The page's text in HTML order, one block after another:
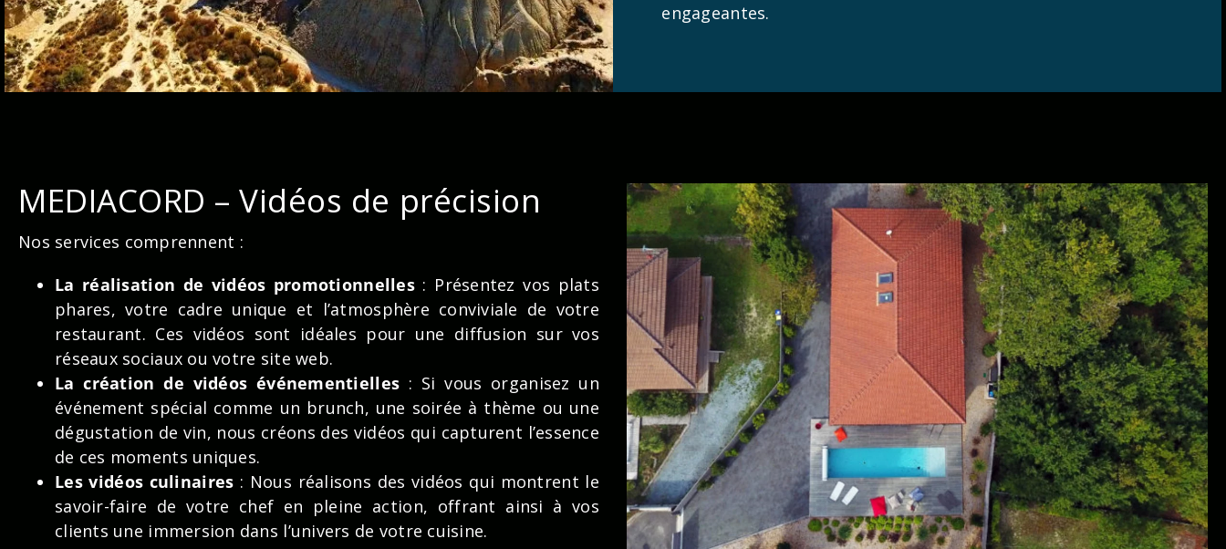
engageantes.
MEDIACORD – Vidéos de précision
Nos services comprennent :
La réalisation de vidéos promotionnelles: Présentez vos plats
phares, votre cadre unique et l’atmosphère conviviale de votre
restaurant. Ces vidéos sont idéales pour une diffusion sur vos
réseaux sociaux ou votre site web.
La création de vidéos événementielles : Si vous organisez un
événement spécial comme un brunch, une soirée à thème ou une
dégustation de vin, nous créons des vidéos qui capturent l’essence
de ces moments uniques.
Les vidéos culinaires : Nous réalisons des vidéos qui montrent le
savoir-faire de votre chef en pleine action, offrant ainsi à vos
clients une immersion dans l’univers de votre cuisine.